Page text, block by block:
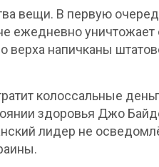
вещи. В первую
ежедневно
верха напичканы
колоссальные
здоровья Джо
лидер не